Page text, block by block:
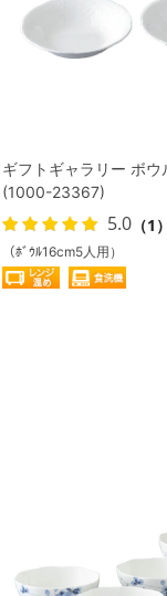
ギフトギャラリー ボ
(1000-23367)
5.0 （1）
（ﾎﾞｳﾙ16cm5人用）